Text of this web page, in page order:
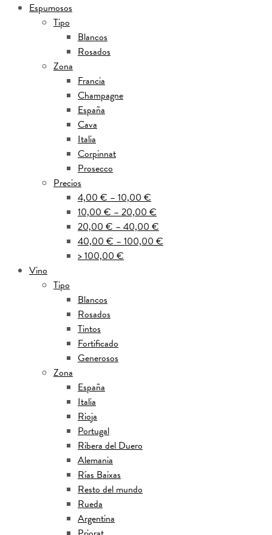
Espumosos
Tipo
Blancos
Rosados
Zona
Francia
Champagne
España
Cava
Italia
Corpinnat
Prosecco
Precios
4,00 € – 10,00 €
10,00 € – 20,00 €
20,00 € – 40,00 €
40,00 € – 100,00 €
> 100,00 €
Vino
Tipo
Blancos
Rosados
Tintos
Fortificado
Generosos
Zona
España
Italia
Rioja
Portugal
Ribera del Duero
Alemania
Rías Baixas
Resto del mundo
Rueda
Argentina